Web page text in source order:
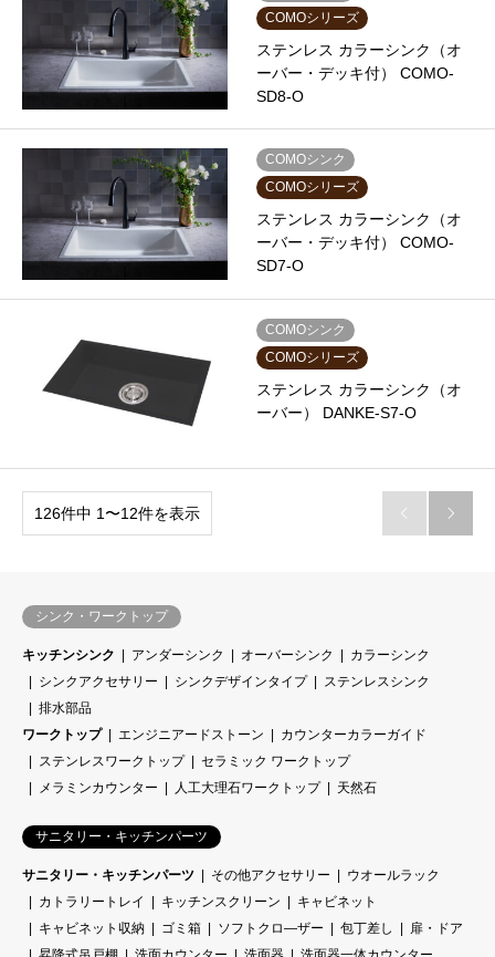
COMOシリーズ
ステンレス カラーシンク（オ
ーバー・デッキ付） COMO-
SD8-O
COMOシンク
COMOシリーズ
ステンレス カラーシンク（オ
ーバー・デッキ付） COMO-
SD7-O
COMOシンク
COMOシリーズ
ステンレス カラーシンク（オ
ーバー） DANKE-S7-O
126件中 1〜12件を表示  
シンク・ワークトップ
キッチンシンク アンダーシンク オーバーシンク
カラーシンク
シンクアクセサリー
シンクデザインタイプ
ステンレスシンク
排水部品
ワークトップ
エンジニアードストーン
カウンターカラーガイド
ステンレスワークトップ
セラミック ワークトップ
メラミンカウンター
人工大理石ワークトップ 天然石
サニタリー・キッチンパーツ
サニタリー・キッチンパーツ その他アクセサリー
ウオールラック
カトラリートレイ
キッチンスクリーン
キャビネット
キャビネット収納
ゴミ箱 ソフトクロ―ザー 包丁差し
扉・ドア